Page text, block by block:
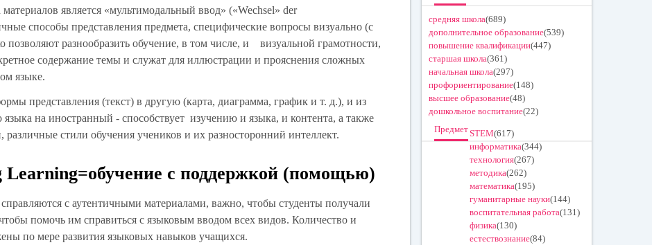
является «мультимодальный ввод» («Wechsel» der
способы представления предмета, специфические вопросы визуально (с
позволяют разнообразить обучение, в том числе, и визуальной грамотности,
содержание темы и служат для иллюстрации и прояснения сложных
языке.
представления (текст) в другую (карта, диаграмма, график и т. д.), и из
на иностранный - способствует изучению и языка, и контента, а также
стили обучения учеников и их разносторонний интеллект.
Learning=обучение с поддержкой (помощью)
с аутентичными материалами, важно, чтобы студенты получали
помочь им справиться с языковым вводом всех видов. Количество и
по мере развития языковых навыков учащихся.
средняя школа(689)
дополнительное образование(539)
повышение квалификации(447)
старшая школа(361)
начальная школа(297)
профориентирование(148)
высшее образование(48)
дошкольное воспитание(22)
ПредметSTEM(617)
информатика(344)
технология(267)
методика(262)
математика(195)
гуманитарные науки(144)
воспитательная работа(131)
физика(130)
естествознание(84)